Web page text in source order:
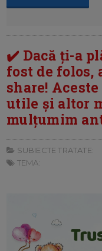
✔️ Dacă ți-a
fost de folos,
share!
utile și altor
mulțumim
SUBIECTE TRATATE:
TEMA: